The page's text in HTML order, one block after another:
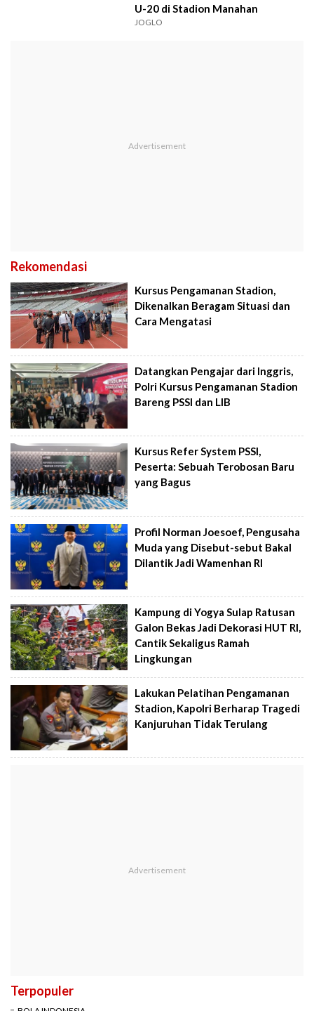
U-20 di Stadion Manahan
JOGLO
Rekomendasi
Kursus Pengamanan Stadion,
Dikenalkan Beragam Situasi dan
Cara Mengatasi
Datangkan Pengajar dari Inggris,
Polri Kursus Pengamanan Stadion
Bareng PSSI dan LIB
Kursus Refer System PSSI,
Peserta: Sebuah Terobosan Baru
yang Bagus
Profil Norman Joesoef, Pengusaha
Muda yang Disebut-sebut Bakal
Dilantik Jadi Wamenhan RI
Kampung di Yogya Sulap Ratusan
Galon Bekas Jadi Dekorasi HUT RI,
Cantik Sekaligus Ramah
Lingkungan
Lakukan Pelatihan Pengamanan
Stadion, Kapolri Berharap Tragedi
Kanjuruhan Tidak Terulang
Terpopuler